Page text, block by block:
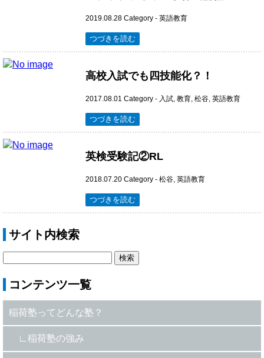
2019.08.28 Category - 英語教育
つづきを読む
高校入試でも四技能化？！
2017.08.01 Category - 入試, 教育, 松谷, 英語教育
つづきを読む
英検受験記②RL
2018.07.20 Category - 松谷, 英語教育
つづきを読む
サイト内検索
コンテンツ一覧
稲荷塾ってどんな塾？
稲荷塾の強み